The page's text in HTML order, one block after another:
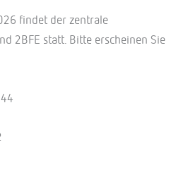
findet der zentrale
2BFE statt. Bitte erscheinen Sie